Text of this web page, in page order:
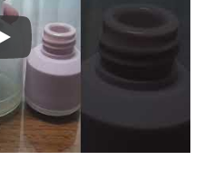
100ml PPドロッパーボトルテ